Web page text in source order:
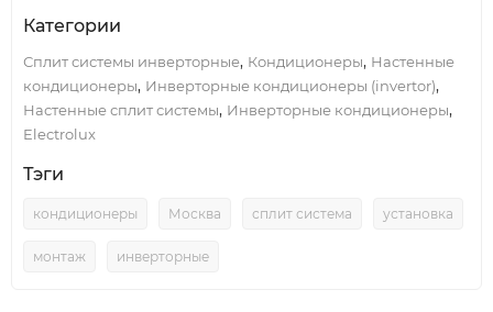
Категории
Сплит системы инверторные, Кондиционеры, Настенные
кондиционеры, Инверторные кондиционеры (invertor),
Настенные сплит системы, Инверторные кондиционеры,
Electrolux
Тэги
кондиционеры Москва сплит система установка
монтаж инверторные